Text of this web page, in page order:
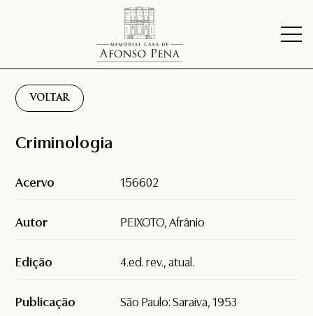
VOLTAR
Criminologia
Acervo 156602
Autor PEIXOTO, Afrânio
Edição 4.ed. rev., atual.
Publicação São Paulo: Saraiva, 1953